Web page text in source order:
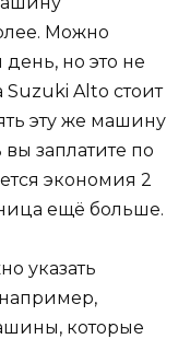
Можно
но это не
Suzuki Alto стоит
эту же машину
заплатите по
экономия 2
ещё больше.
указать
которые